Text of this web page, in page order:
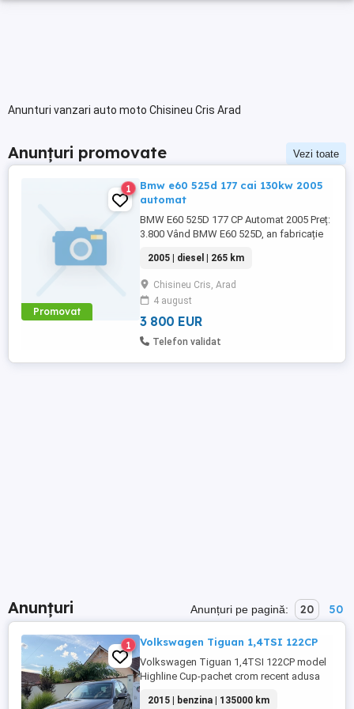
Anunturi vanzari auto moto Chisineu Cris Arad
Anunțuri promovate Vezi toate
Promovat
1
Bmw e60 525d 177 cai 130kw 2005
automat
BMW E60 525D 177 CP Automat 2005 Preț:
3.800 Vând BMW E60 525D, an fabricație
automată. Mașina funcționează bine și a
beneficiat recent de investiții importante.
Dotări: Senzori de parcare față Senzori de
parcare spate Scaune încălzite Cutie
automată ...
2005 | diesel | 265 km
Chisineu Cris, Arad
4 august
3 800 EUR
Telefon validat
Anunțuri Anunțuri pe pagină: 20 50
1 Volkswagen Tiguan 1,4TSI 122CP
Volkswagen Tiguan 1,4TSI 122CP model
Highline Cup-pachet crom recent adusa
138000km,carte service la zi(05
2015 | benzina | 135000 km